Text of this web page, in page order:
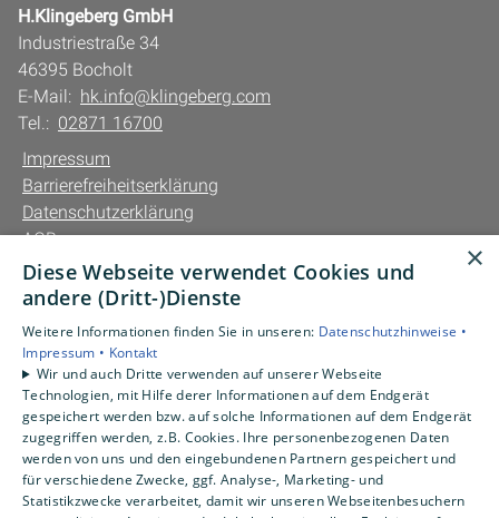
H.Klingeberg GmbH
Industriestraße 34
46395 Bocholt
E-Mail: hk.info@klingeberg.com
Tel.: 02871 16700
Impressum
Barrierefreiheitserklärung
Datenschutzerklärung
AGB
Unsere Bereiche
Gewerbekunden
Karriere
Unternehmen
Kontakt
×
Diese Webseite verwendet Cookies und
andere (Dritt-)Dienste
Weitere Informationen finden Sie in unseren: Datenschutzhinweise •
Impressum • Kontakt
Wir und auch Dritte verwenden auf unserer Webseite
Technologien, mit Hilfe derer Informationen auf dem Endgerät
gespeichert werden bzw. auf solche Informationen auf dem Endgerät
zugegriffen werden, z.B. Cookies. Ihre personenbezogenen Daten
werden von uns und den eingebundenen Partnern gespeichert und
für verschiedene Zwecke, ggf. Analyse-, Marketing- und
Statistikzwecke verarbeitet, damit wir unseren Webseitenbesuchern